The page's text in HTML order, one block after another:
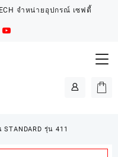
จำหน่ายอุปกรณ์ เซฟตี้
รุ่น 411